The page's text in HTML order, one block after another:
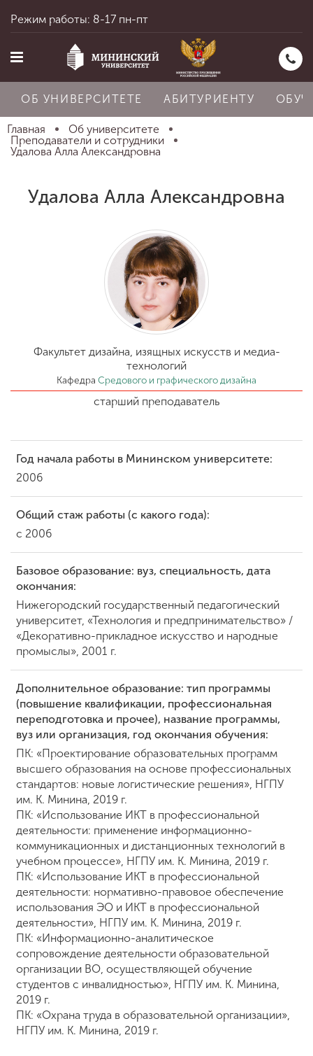
Абитуриенту
Обучение
Студенческая жизнь
Сведения об
образовательной
организации
ENG SPN CHI
Приемная
комиссия
+7 (831) 262-26-20
Режим работы: 8-17 пн-пт
ОБ УНИВЕРСИТЕТЕ АБИТУРИЕНТУ
Главная
Об университете
Преподаватели и сотрудники
Удалова Алла Александровна
Удалова Алла Александровна
Факультет дизайна, изящных искусств и медиа-
технологий
Кафедра Средового и графического дизайна
старший преподаватель
Год начала работы в Мининском университете:
2006
Общий стаж работы (с какого года):
с 2006
Базовое образование: вуз, специальность, дата
окончания:
Нижегородский государственный педагогический
университет, «Технология и предпринимательство» /
«Декоративно-прикладное искусство и народные
промыслы», 2001 г.
Дополнительное образование: тип программы
(повышение квалификации, профессиональная
переподготовка и прочее), название программы,
вуз или организация, год окончания обучения:
ПК: «Проектирование образовательных программ
высшего образования на основе профессиональных
стандартов: новые логистические решения», НГПУ
им. К. Минина, 2019 г.
ПК: «Использование ИКТ в профессиональной
деятельности: применение информационно-
коммуникационных и дистанционных технологий в
учебном процессе», НГПУ им. К. Минина, 2019 г.
ПК: «Использование ИКТ в профессиональной
деятельности: нормативно-правовое обеспечение
использования ЭО и ИКТ в профессиональной
деятельности», НГПУ им. К. Минина, 2019 г.
ПК: «Информационно-аналитическое
сопровождение деятельности образовательной
организации ВО, осуществляющей обучение
студентов с инвалидностью», НГПУ им. К. Минина,
2019 г.
ПК: «Охрана труда в образовательной организации»,
НГПУ им. К. Минина, 2019 г.